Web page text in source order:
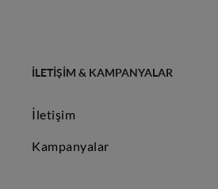
İLETIŞIM & KAMPANYALAR
İletişim
Kampanyalar